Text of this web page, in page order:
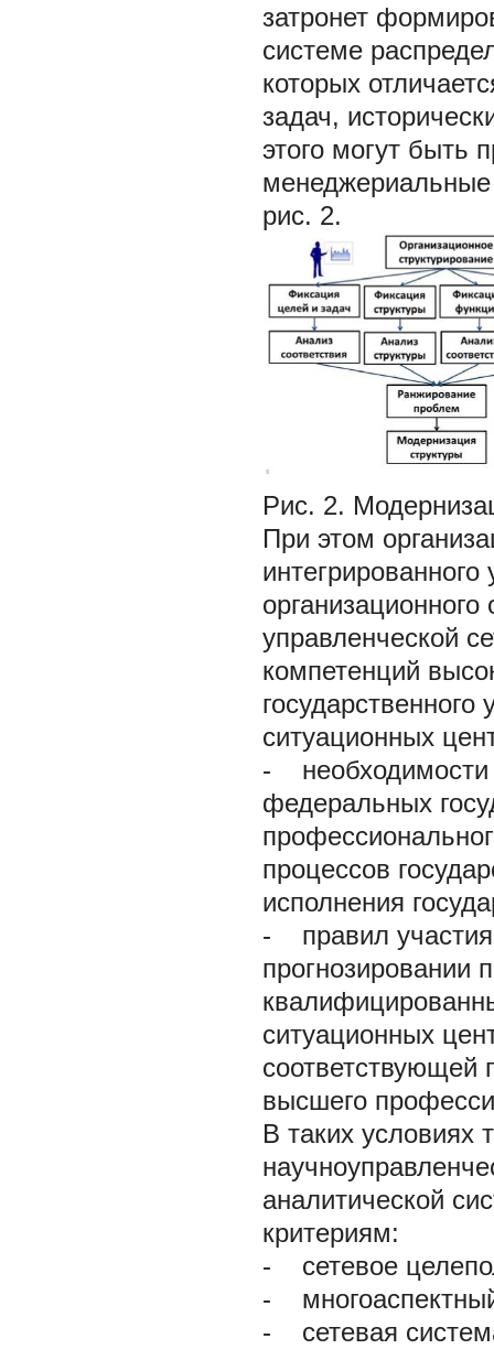
затронет
системе
которых
задач,
этого могут быть
менеджериальные
рис. 2.
Рис. 2.
При этом
управленческой
компетенций
ситуационных
-
федеральных
процессов
исполнения
-
правил
прогнозировании
ситуационных
соответствующей
высшего
В таких условиях
аналитической
критериям:
-
сетевое
-
-
сетевая